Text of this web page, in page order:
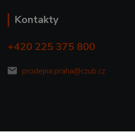
Kontakty
+420 225 375 800
prodejna.praha@czub.cz